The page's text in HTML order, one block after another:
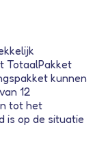
TotaalPakket
kunnen
12
tot het
is op de situatie